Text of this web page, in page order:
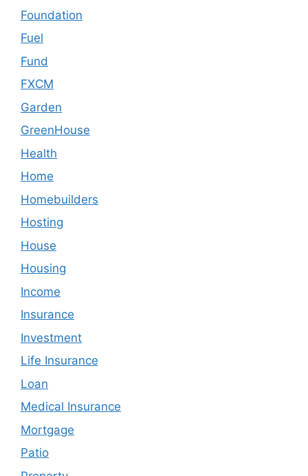
Foundation
Fuel
Fund
FXCM
Garden
GreenHouse
Health
Home
Homebuilders
Hosting
House
Housing
Income
Insurance
Investment
Life Insurance
Loan
Medical Insurance
Mortgage
Patio